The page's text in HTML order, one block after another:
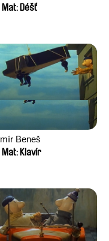
Mat: Déšť
Beneš
Mat: Klavír